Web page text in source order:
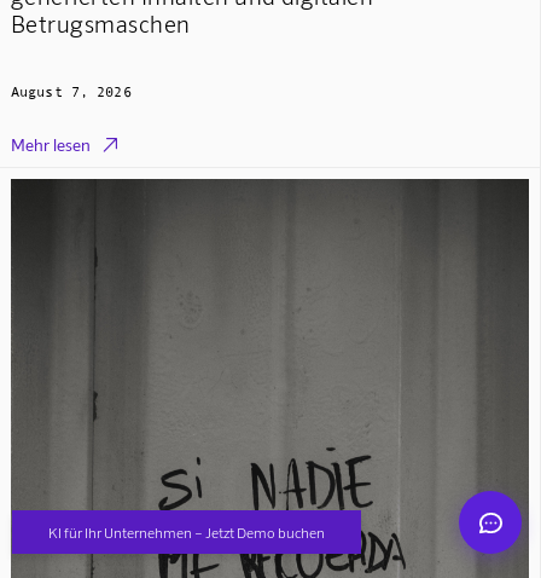
KI für Ihr Unternehmen – Jetzt Demo buchen
Betrugsmaschen
August 7, 2026
Mehr lesen 